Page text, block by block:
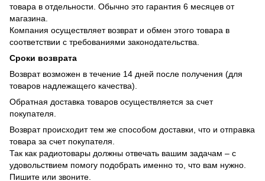
товара в отдельности. Обычно это гарантия 6 месяцев от
магазина.
Компания осуществляет возврат и обмен этого товара в
соответствии с требованиями законодательства.
Сроки возврата
Возврат возможен в течение 14 дней после получения (для
товаров надлежащего качества).
Обратная доставка товаров осуществляется за счет
покупателя.
Возврат происходит тем же способом доставки, что и отправка
товара за счет покупателя.
Так как радиотовары должны отвечать вашим задачам – с
удовольствием помогу подобрать именно то, что вам нужно.
Пишите или звоните.